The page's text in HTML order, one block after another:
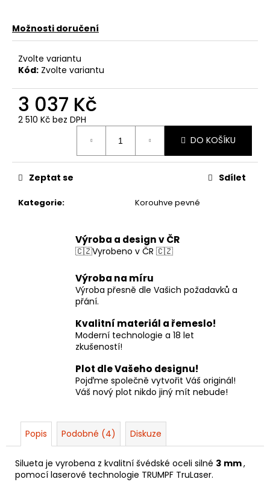
Možnosti doručení
Zvolte variantu
Kód: Zvolte variantu
3 037 Kč
2 510 Kč bez DPH
DO KOŠÍKU
Kategorie: Korouhve pevné
Zeptat se Sdílet
Výroba a design v ČR
🇨🇿Vyrobeno v ČR 🇨🇿
Výroba na míru
Výroba přesně dle Vašich požadavků a
přání.
Kvalitní materiál a řemeslo!
Moderní technologie a 18 let
zkušeností!
Plot dle Vašeho designu!
Pojďme společně vytvořit Váš originál!
Váš nový plot nikdo jiný mít nebude!
Popis Podobné (4) Diskuze
Silueta je vyrobena z kvalitní švédské oceli silné 3 mm,
pomocí laserové technologie TRUMPF TruLaser.
e